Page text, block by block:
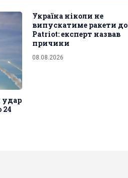
удар
24
Україна ніколи не
випускатиме ракети до
Patriot: експерт назвав
причини
08.08.2026